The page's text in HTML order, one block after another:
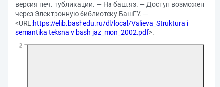
версия печ. публикации. — На баш.яз. — Доступ возможен
через Электронную библиотеку БашГУ. —
<URL:https://elib.bashedu.ru/dl/local/Valieva_Struktura i
semantika teksna v bash jaz_mon_2002.pdf>.